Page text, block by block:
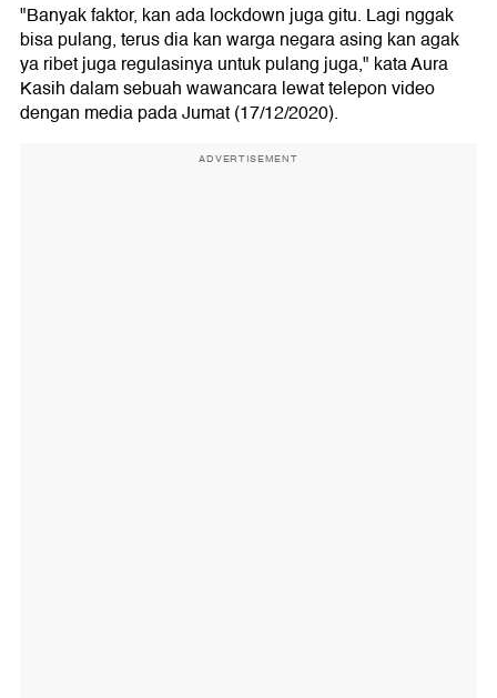
"Banyak faktor, kan ada lockdown juga gitu. Lagi nggak
bisa pulang, terus dia kan warga negara asing kan agak
ya ribet juga regulasinya untuk pulang juga," kata Aura
Kasih dalam sebuah wawancara lewat telepon video
dengan media pada Jumat (17/12/2020).
ADVERTISEMENT